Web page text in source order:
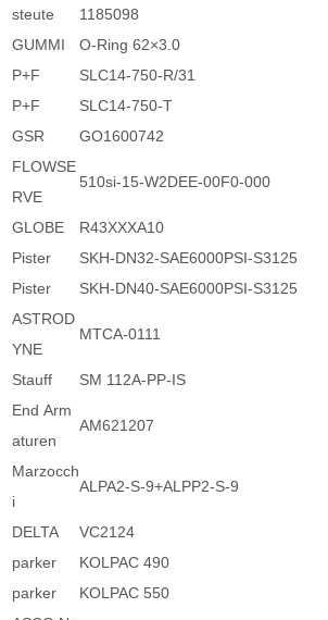
steute
1185098
GUMMI
O-Ring 62×3.0
P+F
SLC14-750-R/31
P+F
SLC14-750-T
GSR
GO1600742
FLOWSE
RVE
510si-15-W2DEE-00F0-000
GLOBE
R43XXXA10
Pister
SKH-DN32-SAE6000PSI-S3125
Pister
SKH-DN40-SAE6000PSI-S3125
ASTROD
YNE
MTCA-0111
Stauff
SM 112A-PP-IS
End Arm
aturen
AM621207
Marzocch
i
ALPA2-S-9+ALPP2-S-9
DELTA
VC2124
parker
KOLPAC 490
parker
KOLPAC 550